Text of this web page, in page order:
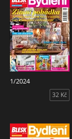
1/2024
32 Kč